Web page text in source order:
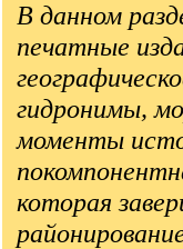
В данном
печатные
гидронимы,
моменты
которая